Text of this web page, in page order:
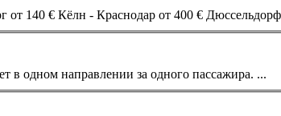
Ганновер - Омск Прямые рейсы 05.05.10 - 27.10.10 Прямые рейсы из Германии
- Омск: цены за полет в одном направлении за одного пассажира. ...